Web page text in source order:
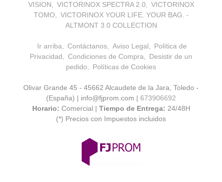
VISION
VICTORINOX SPECTRA 2.0
VICTORINOX
TOMO
VICTORINOX YOUR LIFE. YOUR BAG. -
ALTMONT 3.0 COLLECTION
Ir arriba Contáctanos Aviso Legal
Política de
Privacidad
Condiciones de Compra
Desistir de un
pedido
Políticas de Cookies
Olivar Grande 45 - 45662 Alcaudete de la Jara, Toledo -
(España) | info@fjprom.com | 673906692
Horario: Comercial | Tiempo de Entrega: 24/48H
(*) Precios con Impuestos incluidos